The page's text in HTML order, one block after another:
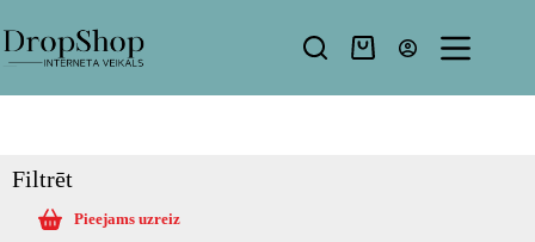
Filtrēt
Pieejams uzreiz